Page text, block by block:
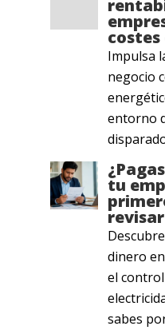
Impulsa
negocio
entorno
tu
revisar
dinero
el
sabes